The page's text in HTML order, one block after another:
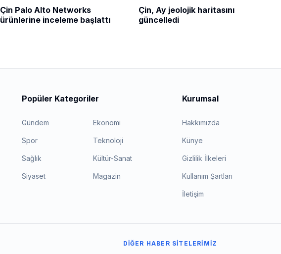
Çin Palo Alto Networks
ürünlerine inceleme başlattı
Çin, Ay jeolojik haritasını
güncelledi
Popüler Kategoriler
Gündem Ekonomi
Spor Teknoloji
Sağlık Kültür-Sanat
Siyaset Magazin
Kurumsal
Hakkımızda
Künye
Gizlilik İlkeleri
Kullanım Şartları
İletişim
DIĞER HABER SITELERIMIZ